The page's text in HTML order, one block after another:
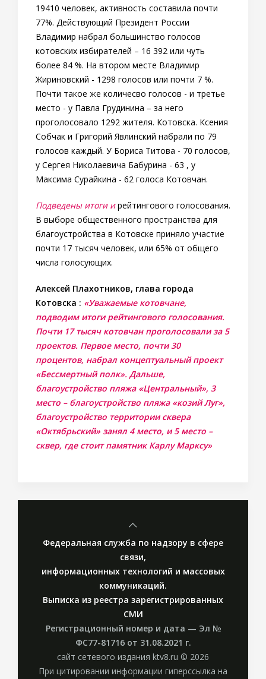
19410 человек, активность составила почти
77%. Действующий Президент России
Владимир набрал большинство голосов
котовских избирателей – 16 392 или чуть
более 84 %. На втором месте Владимир
Жириновский - 1298 голосов или почти 7 %.
Почти такое же количесво голосов - и третье
место - у Павла Грудинина – за него
проголосовало 1292 жителя. Котовска. Ксения
Собчак и Григорий Явлинский набрали по 79
голосов каждый. У Бориса Титова - 70 голосов,
у Сергея Николаевича Бабурина - 63 , у
Максима Сурайкина - 62 голоса Котовчан.
Подведены итоги ирейтингового голосования.
В выборе общественного пространства для
благоустройства в Котовске приняло участие
почти 17 тысяч человек, или 65% от общего
числа голосующих.
Алексей Плахотников, глава города
Котовска : «Уважаемые котовчане,
подводим итоги рейтингового голосования.
Почти 17 тысяч котовчан проголосовали за 5
проектов. Первое место, почти 30
процентов, набрал концептуальный проект
«Бессмертный полк». Дальше,
благоустройство пляжа «Центральный», 3
место – благоустройство пляжа «козий Луг»,
благоустройство территории сквера
«Октябрьский» занял 4 место, и 5 место –
сквер, где стоит памятник Карлу Марксу»
Федеральная служба по надзору в сфере
связи,
информационных технологий и массовых
коммуникаций.
Выписка из реестра зарегистрированных
СМИ
Регистрационный номер и дата — Эл №
ФС77-81716 от 31.08.2021 г.
сайт сетевого издания ktv8.ru © 2026
При цитировании информации гиперссылка на